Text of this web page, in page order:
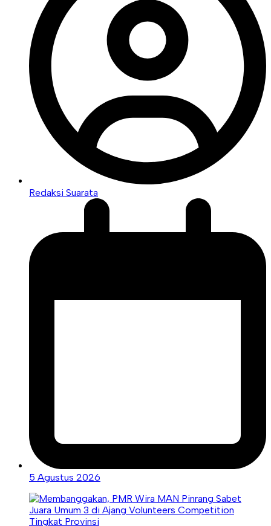
Redaksi Suarata
5 Agustus 2026